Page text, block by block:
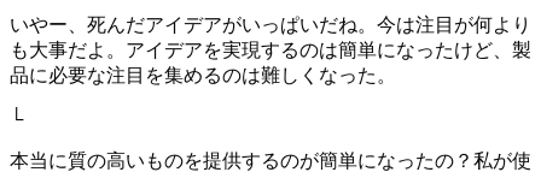
いやー、死んだアイデアがいっぱいだね。今は注目が何より
も大事だよ。アイデアを実現するのは簡単になったけど、製
品に必要な注目を集めるのは難しくなった。
└
本当に質の高いものを提供するのが簡単になったの？私が使